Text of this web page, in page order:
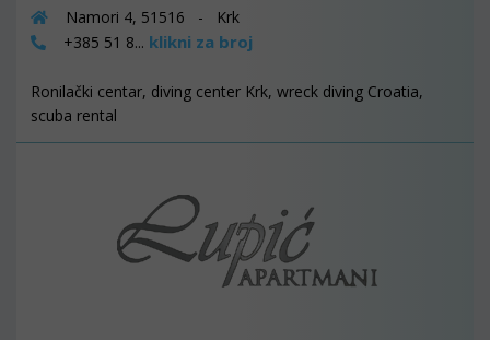
Namori 4, 51516 - Krk
+385 51 8... klikni za broj
Ronilački centar, diving center Krk, wreck diving Croatia,
scuba rental